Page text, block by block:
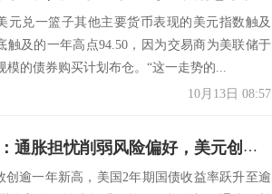
元兑一篮子其他主要货币表现的美元指数触及
触及的一年高点94.50，因为交易商为美联储于
模的债券购买计划布仓。“这一走势的...
10月13日 08:57
10月13日财经早餐：通胀担忧削弱风险偏好，美元创逾一年新高黄金升上1760
创逾一年新高，美国2年期国债收益率跃升至逾